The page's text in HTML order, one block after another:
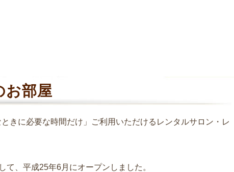
お部屋
きに必要な時間だけ」ご利用いただけるレンタルサロン・レ
、平成25年6月にオープンしました。